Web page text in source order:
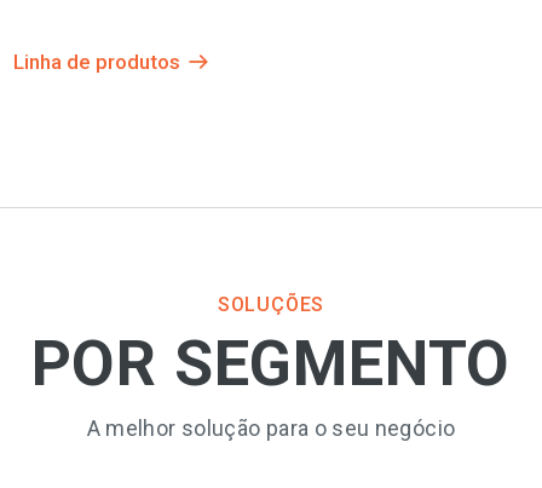
Linha de produtos
SOLUÇÕES
POR SEGMENTO
A melhor solução para o seu negócio